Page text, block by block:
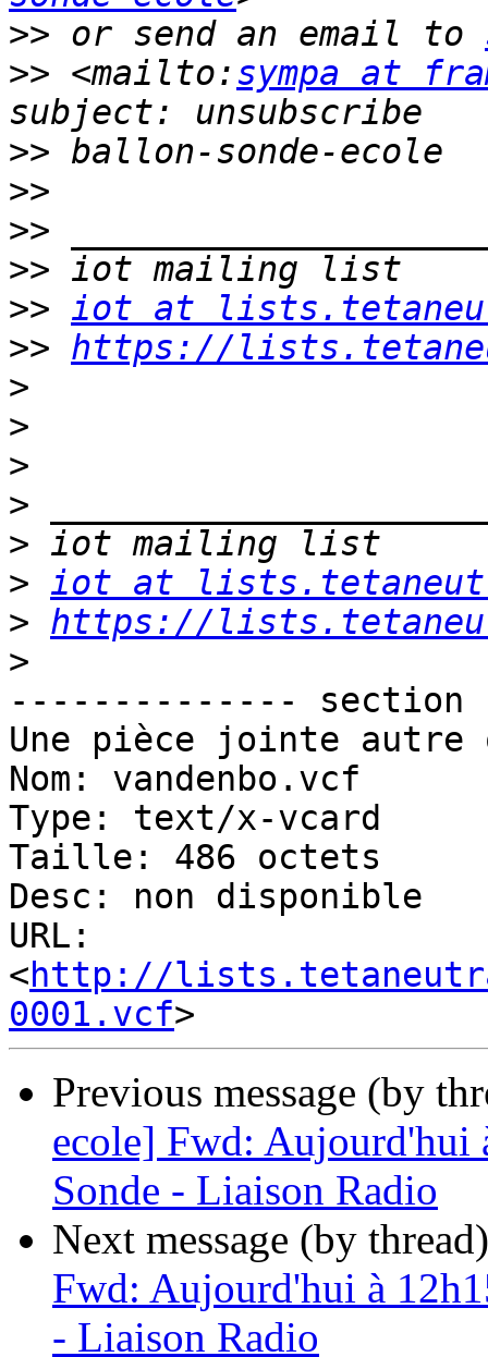
>> or send an email to
>> <mailto:sympa at
>>
>>
>>
>>
>> iot at
>> https://
>
>
>
>
>
> iot at
> https://
>
-------------- section
Une pièce jointe
Nom: vandenbo.vcf
Type: text/x-vcard
Taille: 486 octets
Desc: non disponible
URL:
<http://
0001.vcf
Previous message (by
ecole] Fwd: Aujourd'hui
Sonde - Liaison Radio
Next message (by
Fwd: Aujourd'hui à
- Liaison Radio